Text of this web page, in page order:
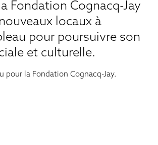
Fondation Cognacq-Jay
locaux à
pour poursuivre son
et culturelle.
pour la Fondation Cognacq-Jay.